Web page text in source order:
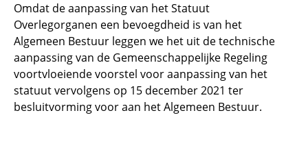
Omdat de aanpassing van het Statuut
Overlegorganen een bevoegdheid is van het
Algemeen Bestuur leggen we het uit de technische
aanpassing van de Gemeenschappelijke Regeling
voortvloeiende voorstel voor aanpassing van het
statuut vervolgens op 15 december 2021 ter
besluitvorming voor aan het Algemeen Bestuur.